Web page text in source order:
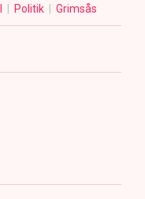
Politik Grimsås